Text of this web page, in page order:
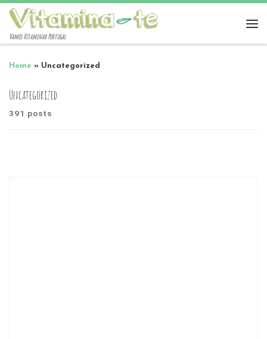
Vamos Vitaminar Portugal
Home » Uncategorized
Uncategorized
391 posts